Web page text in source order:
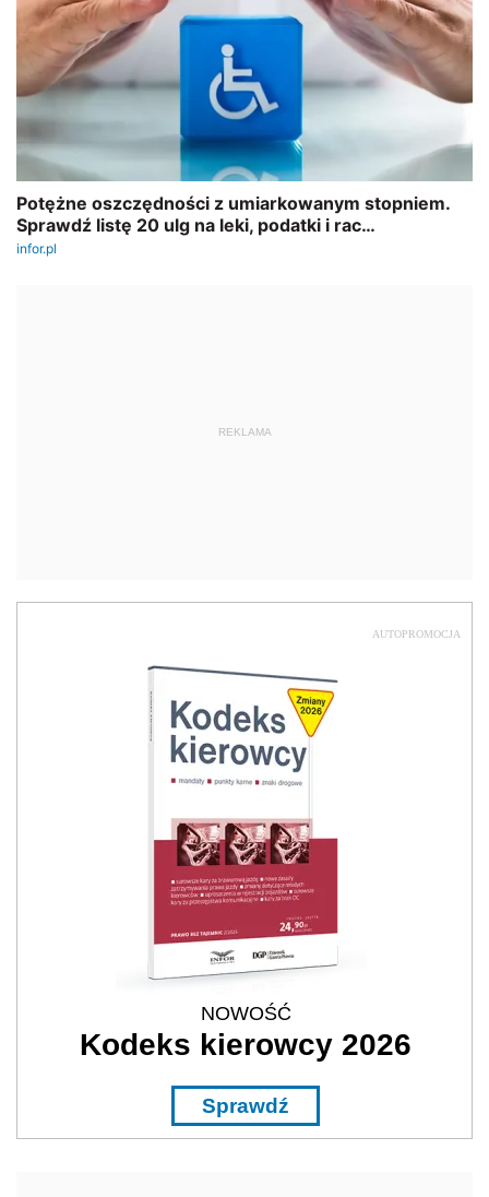
REKLAMA
AUTOPROMOCJA
NOWOŚĆ
Kodeks kierowcy 2026
Sprawdź